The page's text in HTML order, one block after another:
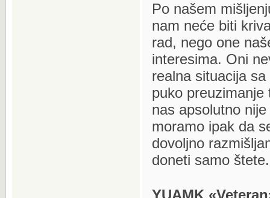
Po našem
nam neće biti
rad, nego one
interesima. Oni
realna situacija
puko
nas apsolutno
moramo ipak da
dovoljno
doneti samo štete.
YUAMK